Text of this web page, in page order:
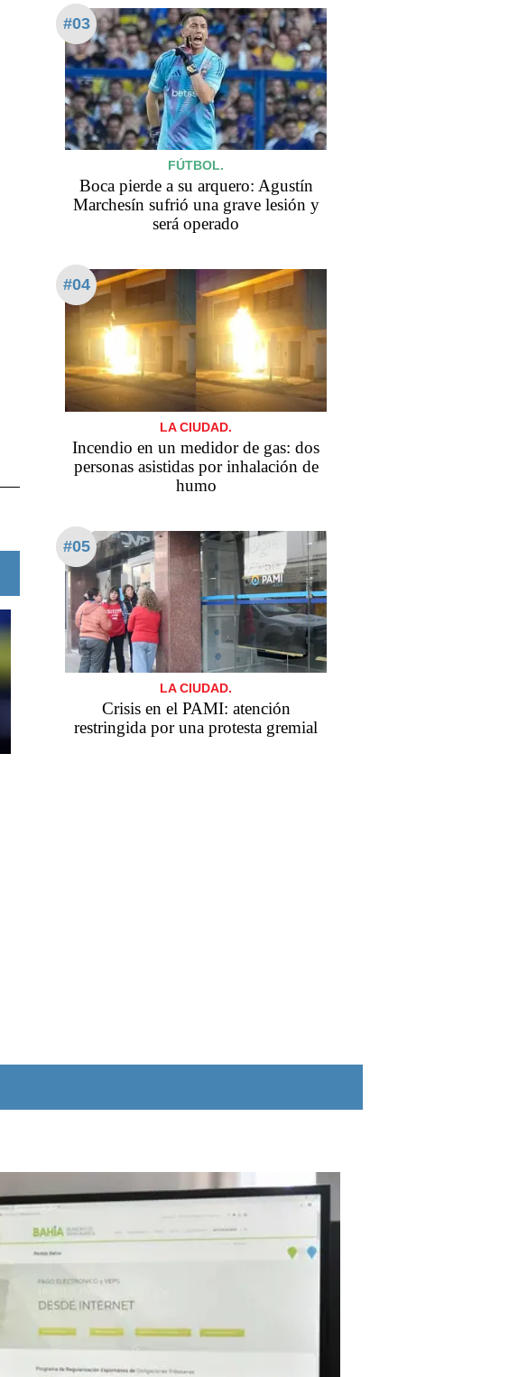
#03
FÚTBOL.
Boca pierde a su arquero: Agustín
Marchesín sufrió una grave lesión y
será operado
#04
LA CIUDAD.
Incendio en un medidor de gas: dos
personas asistidas por inhalación de
humo
#05
LA CIUDAD.
Crisis en el PAMI: atención
restringida por una protesta gremial